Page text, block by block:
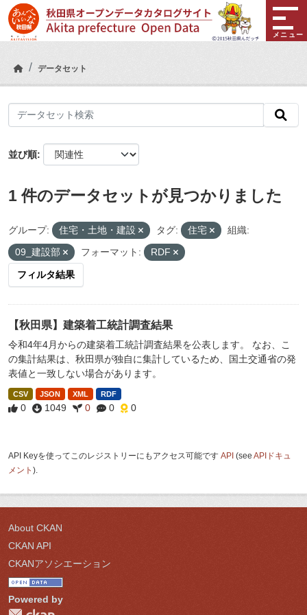
Skip to main content
メニュー
データセット
並び順
1 件のデータセットが見つかりました
グループ: 住宅・土地・建設 タグ: 住宅
組織:
09_建設部
フォーマット: RDF
フィルタ結果
【秋田県】建築着工統計調査結果
令和4年4月からの建築着工統計調査結果を公表します。 なお、こ
の集計結果は、秋田県が独自に集計しているため、国土交通省の発
表値と一致しない場合があります。
CSV JSON XML RDF
0 1049 0 0 0
API Keyを使ってこのレジストリーにもアクセス可能です API (see APIドキュ
メント ).
About CKAN
CKAN API
CKANアソシエーション
Powered by